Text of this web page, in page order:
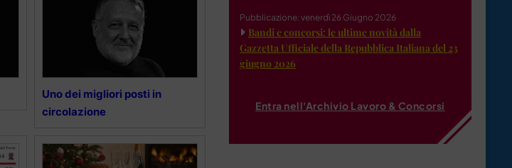
Uno dei migliori posti in
circolazione
Pubblicazione: venerdì 26 Giugno 2026
Bandi e concorsi: le ultime novità dalla
Gazzetta Ufficiale della Repubblica Italiana del 23
giugno 2026
Entra nell'Archivio Lavoro & Concorsi